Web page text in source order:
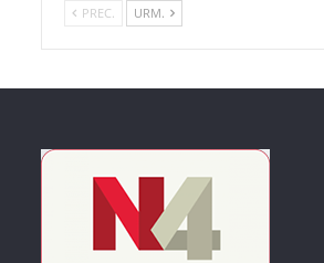
PREC. URM.